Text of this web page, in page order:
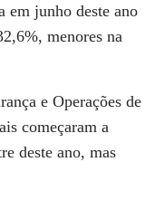
em junho deste ano
menores na
e Operações de
começaram a
deste ano, mas